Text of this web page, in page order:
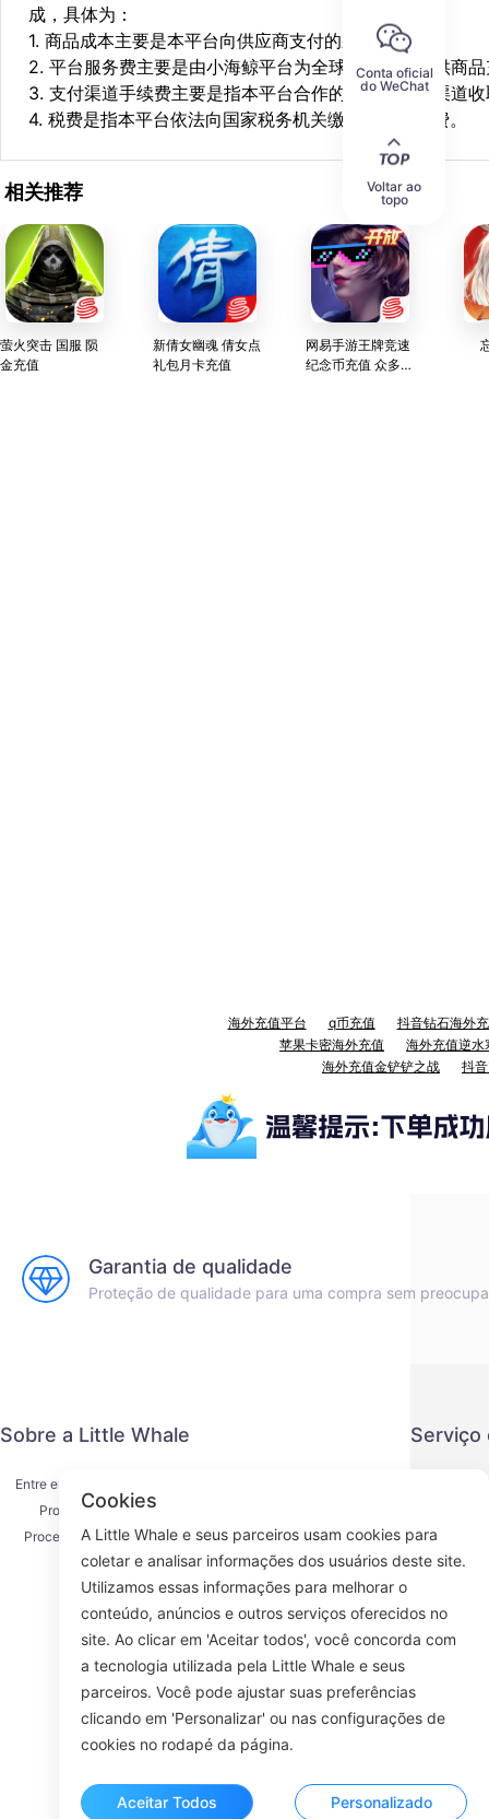
成，具体为：
1. 商品成本主要是本平台向供应商支付的采购成本；
2. 平台服务费主要是由小海鲸平台为全球华人用户提供商
3. 支付渠道手续费主要是指本平台合作的第三方支付渠道
4. 税费是指本平台依法向国家税务机关缴纳的各项税费。
相关推荐
萤火突击 国服 陨
金充值
新倩女幽魂 倩女点
礼包月卡充值
网易手游王牌竞速
纪念币充值 众多超
海外充值平台 q币充值
抖音钻石海外
苹果卡密海外充值
海外充值逆水
海外充值金铲铲之战
抖
Garantia de qualidade
Proteção de qualidade para uma compra sem
Sobre a Little Whale
Entre em contato conosco
Processo de envio
Processo de reembolso
Sobre nós
Serviço
Acordo
ROOM
Conta oficial
do WeChat
Voltar ao
topo
Cookies
A Little Whale e seus parceiros usam cookies para
coletar e analisar informações dos usuários deste site.
Utilizamos essas informações para melhorar o
conteúdo, anúncios e outros serviços oferecidos no
site. Ao clicar em 'Aceitar todos', você concorda com
a tecnologia utilizada pela Little Whale e seus
parceiros. Você pode ajustar suas preferências
clicando em 'Personalizar' ou nas configurações de
cookies no rodapé da página.
Aceitar Todos Personalizado